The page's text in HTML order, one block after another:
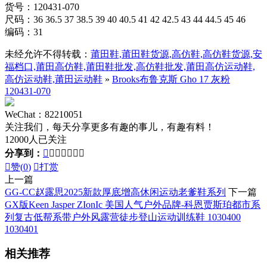
货号：120431-070
尺码：36 36.5 37 38.5 39 40 40.5 41 42 42.5 43 44 44.5 45 46
编码：31
未经允许不得转载： 莆田鞋,莆田鞋货源,高仿鞋,高仿鞋货源,安
福档口,莆田高仿鞋,莆田鞋批发,高仿鞋批发,莆田高仿运动鞋,
高仿运动鞋,莆田运动鞋 » Brooks布鲁克斯 Gho 17 灰粉
120431-070
WeChat：82210051
关注我们，每天分享更多有趣的事儿，有趣有料！
12000人已关注
分享到：       
赞(0) 打赏
上一篇
GG-CC赵露思2025新款厚底增高休闲运动老爹鞋系列 下一篇
GX版Keen Jasper ZIonIc 美国人气户外品牌-科恩贾斯珀都市系
列复古低帮系带户外风露营徒步登山运动训练鞋 1030400
1030401
相关推荐